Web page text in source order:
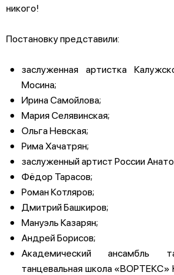
никого!
Постановку представили:
заслуженная артистка
Мосина;
Ирина Самойлова;
Мария Селявинская;
Ольга Невская;
Рима Хачатрян;
заслуженный артист России
Фёдор Тарасов;
Роман Котляров;
Дмитрий Башкиров;
Мануэль Казарян;
Андрей Борисов;
Академический ансамбль
танцевальная школа «ВОРТЕКС»